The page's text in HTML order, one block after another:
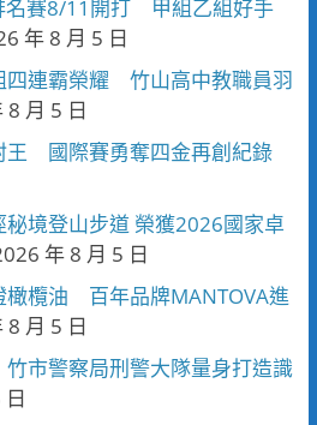
名賽8/11開打 甲組乙組好手
年 8 月 5 日
四連霸榮耀 竹山高中教職員羽
月 5 日
王 國際賽勇奪四金再創紀錄
境登山步道 榮獲2026國家卓
年 8 月 5 日
橄欖油 百年品牌MANTOVA進
月 5 日
市警察局刑警大隊量身打造識